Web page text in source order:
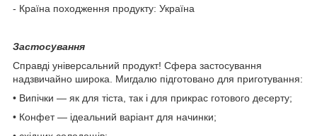
- Країна походження продукту: Україна
Застосування
Справді універсальний продукт! Сфера застосування
надзвичайно широка. Мигдалю підготовано для приготування:
• Випічки — як для тіста, так і для прикрас готового десерту;
• Конфет — ідеальний варіант для начинки;